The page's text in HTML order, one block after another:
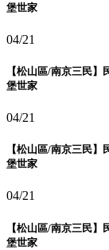
堡世家
04/21
【松山區/南京三民
堡世家
04/21
【松山區/南京三民
堡世家
04/21
【松山區/南京三民
堡世家